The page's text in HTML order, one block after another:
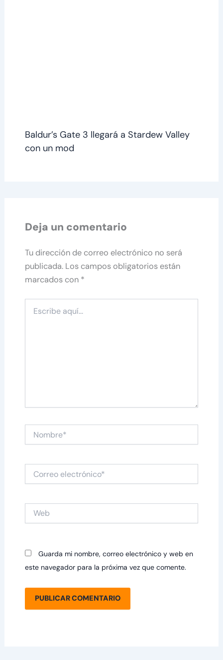
Baldur’s Gate 3 llegará a Stardew Valley
con un mod
Deja un comentario
Tu dirección de correo electrónico no será
publicada. Los campos obligatorios están
marcados con *
aquí...
electrónico*
Guarda mi nombre, correo electrónico y web en
este navegador para la próxima vez que comente.